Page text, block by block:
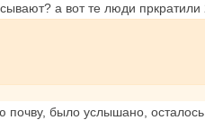
а вот те люди пркратили
почву, было услышано,